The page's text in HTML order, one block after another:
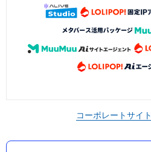
コーポレートサイト